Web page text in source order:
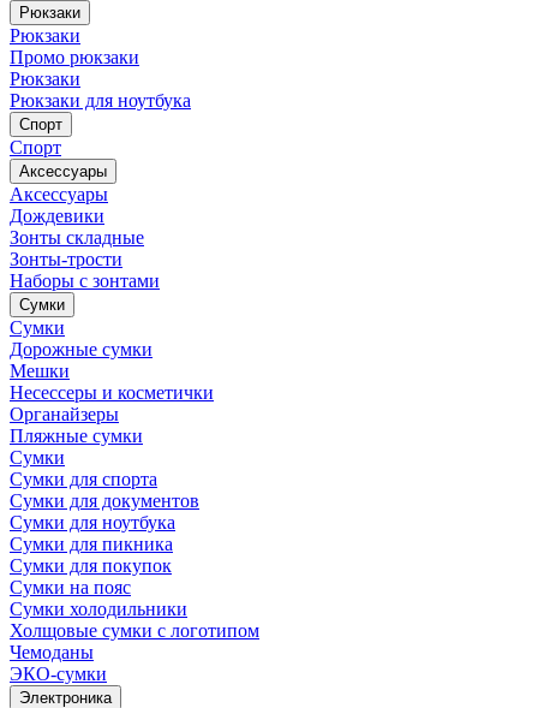
Рюкзаки
Рюкзаки
Промо рюкзаки
Рюкзаки
Рюкзаки для ноутбука
Спорт
Спорт
Аксессуары
Аксессуары
Дождевики
Зонты складные
Зонты-трости
Наборы с зонтами
Сумки
Сумки
Дорожные сумки
Мешки
Несессеры и косметички
Органайзеры
Пляжные сумки
Сумки
Сумки для спорта
Сумки для документов
Сумки для ноутбука
Сумки для пикника
Сумки для покупок
Сумки на пояс
Сумки холодильники
Холщовые сумки с логотипом
Чемоданы
ЭКО-сумки
Электроника